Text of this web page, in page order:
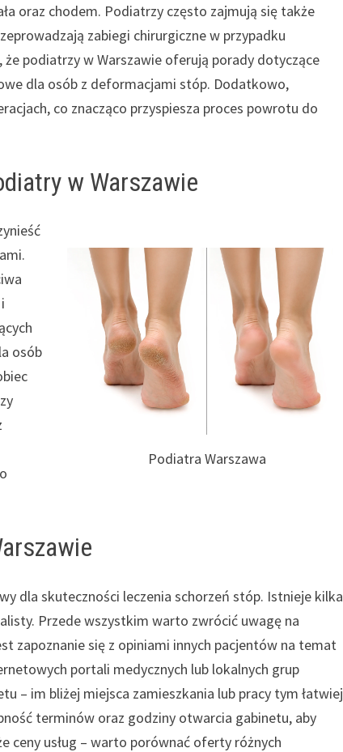
oraz chodem. Podiatrzy często zajmują się także
zabiegi chirurgiczne w przypadku
podiatrzy w Warszawie oferują porady dotyczące
dla osób z deformacjami stóp. Dodatkowo,
co znacząco przyspiesza proces powrotu do
w Warszawie
Podiatra Warszawa
osób
dla skuteczności leczenia schorzeń stóp. Istnieje kilka
Przede wszystkim warto zwrócić uwagę na
zapoznanie się z opiniami innych pacjentów na temat
portali medycznych lub lokalnych grup
– im bliżej miejsca zamieszkania lub pracy tym łatwiej
terminów oraz godziny otwarcia gabinetu, aby
ceny usług – warto porównać oferty różnych